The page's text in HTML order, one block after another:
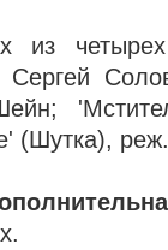
из
(Шутка),